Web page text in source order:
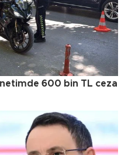
600 bin TL ceza